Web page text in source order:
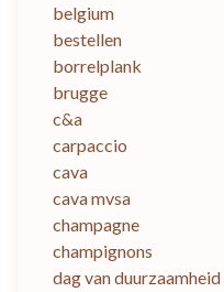
belgium
bestellen
borrelplank
brugge
c&a
carpaccio
cava
cava mvsa
champagne
champignons
dag van duurzaamheid